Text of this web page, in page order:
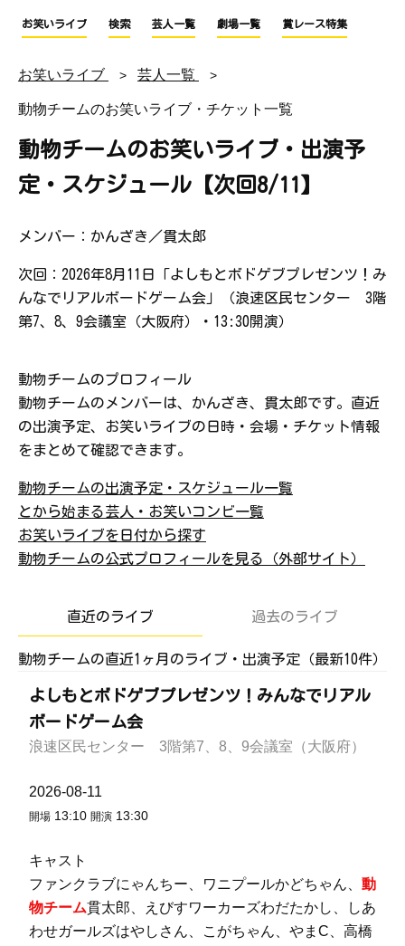
お笑いライブ 検索 芸人一覧 劇場一覧 賞レース特集
お笑いライブ 芸人一覧
動物チームのお笑いライブ・チケット一覧
動物チームのお笑いライブ・出演予
定・スケジュール【次回8/11】
メンバー：かんざき／貫太郎
次回：2026年8月11日「よしもとボドゲブプレゼンツ！み
んなでリアルボードゲーム会」（浪速区民センター 3階
第7、8、9会議室（大阪府）・13:30開演）
動物チームのプロフィール
動物チームのメンバーは、かんざき、貫太郎です。直近
の出演予定、お笑いライブの日時・会場・チケット情報
をまとめて確認できます。
動物チームの出演予定・スケジュール一覧
とから始まる芸人・お笑いコンビ一覧
お笑いライブを日付から探す
動物チームの公式プロフィールを見る（外部サイト）
直近のライブ 過去のライブ
動物チームの直近1ヶ月のライブ・出演予定（最新10件）
よしもとボドゲブプレゼンツ！みんなでリアル
ボードゲーム会
浪速区民センター 3階第7、8、9会議室（大阪府）
2026-08-11
開場 13:10 開演 13:30
キャスト
ファンクラブにゃんちー、ワニプールかどちゃん、 動
物チーム貫太郎、えびすワーカーズわだたかし、しあ
わせガールズはやしさん、こがちゃん、やまC、高橋